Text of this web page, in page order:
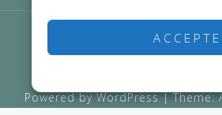
Mes services
Powered by WordPress|Theme: